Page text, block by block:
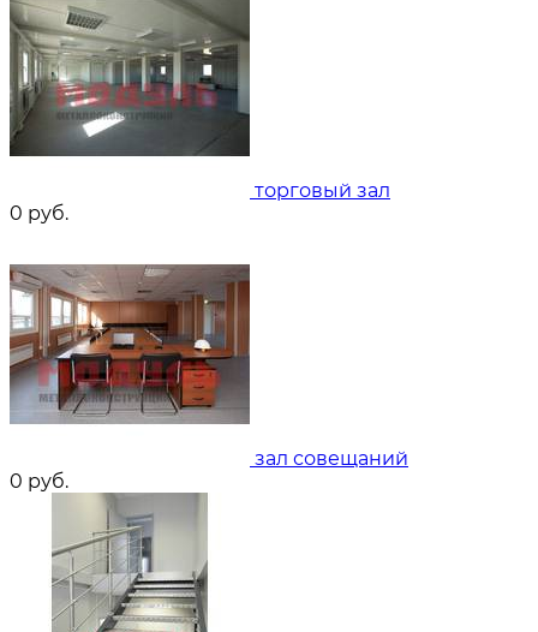
торговый зал
0 руб.
зал совещаний
0 руб.